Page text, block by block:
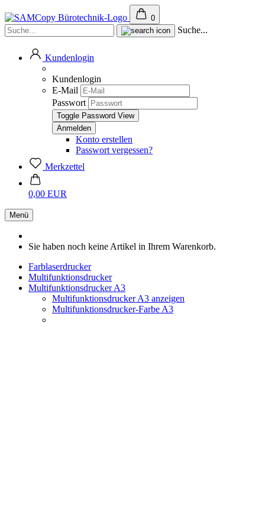
0
Suche...
Kundenlogin
Kundenlogin
E-Mail
Passwort
Toggle Password View
Konto erstellen
Passwort vergessen?
Merkzettel
0,00 EUR
Menü
Sie haben noch keine Artikel in Ihrem Warenkorb.
Farblaserdrucker
Multifunktionsdrucker
Multifunktionsdrucker A3
Multifunktionsdrucker A3 anzeigen
Multifunktionsdrucker-Farbe A3